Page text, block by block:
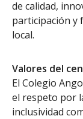
de calidad,
participación y
local.
Valores del
El Colegio
el respeto por
inclusividad